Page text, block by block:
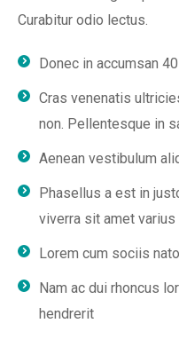
Curabitur odio lectus.
Donec in accumsan
Cras venenatis
non. Pellentesque in
Aenean vestibulum
Phasellus a est in
viverra sit amet varius
Lorem cum sociis
Nam ac dui rhoncus
hendrerit